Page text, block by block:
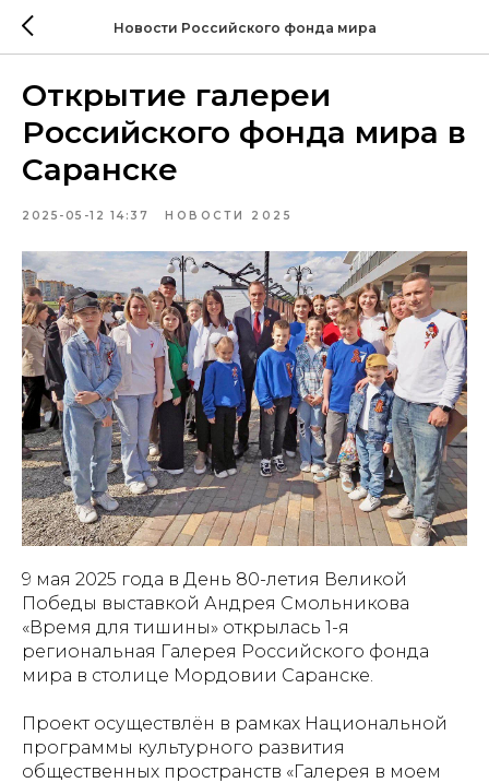
Новости Российского фонда мира
Открытие галереи
Российского фонда мира в
Саранске
2025-05-12 14:37 НОВОСТИ 2025
9 мая 2025 года в День 80-летия Великой
Победы выставкой Андрея Смольникова
«Время для тишины» открылась 1-я
региональная Галерея Российского фонда
мира в столице Мордовии Саранске.
Проект осуществлён в рамках Национальной
программы культурного развития
общественных пространств «Галерея в моем